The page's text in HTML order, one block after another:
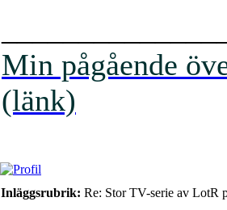
Min pågående
(länk)
Inläggsrubrik: Re: Stor TV-serie av LotR